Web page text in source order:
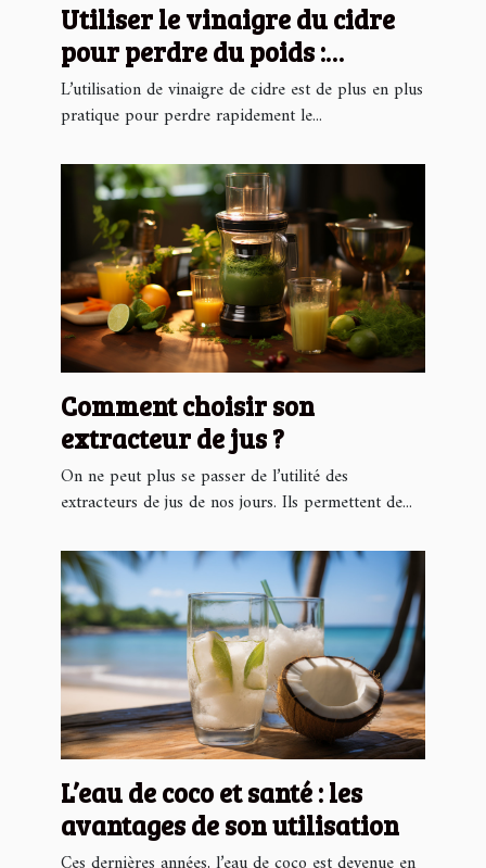
Utiliser le vinaigre du cidre
pour perdre du poids :
comment procéder ?
L’utilisation de vinaigre de cidre est de plus en plus
pratique pour perdre rapidement le...
Comment choisir son
extracteur de jus ?
On ne peut plus se passer de l’utilité des
extracteurs de jus de nos jours. Ils permettent de...
L’eau de coco et santé : les
avantages de son utilisation